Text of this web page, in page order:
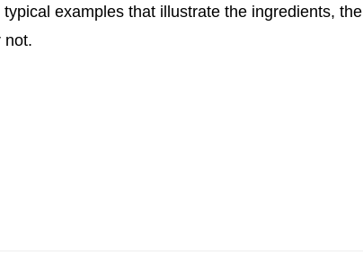
examples that illustrate the ingredients, the
not.